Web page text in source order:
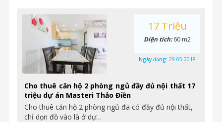
Cho thuê căn hộ 2 phòng ngủ đầy đủ nội thất 17
triệu dự án Masteri Thảo Điền
Cho thuê căn hộ 2 phòng ngủ đã có đầy đủ nội thất,
chỉ dọn đồ vào là ở dự…
17 Triệu
Diện tích:60 m2
Ngày đăng: 29-05-2018